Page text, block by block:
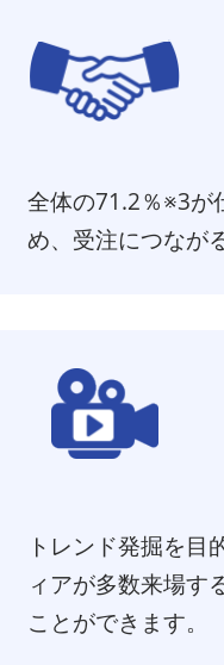
全体の71.2％※3が
め、受注につなが
トレンド発掘を目
ィアが多数来場す
ことができます。